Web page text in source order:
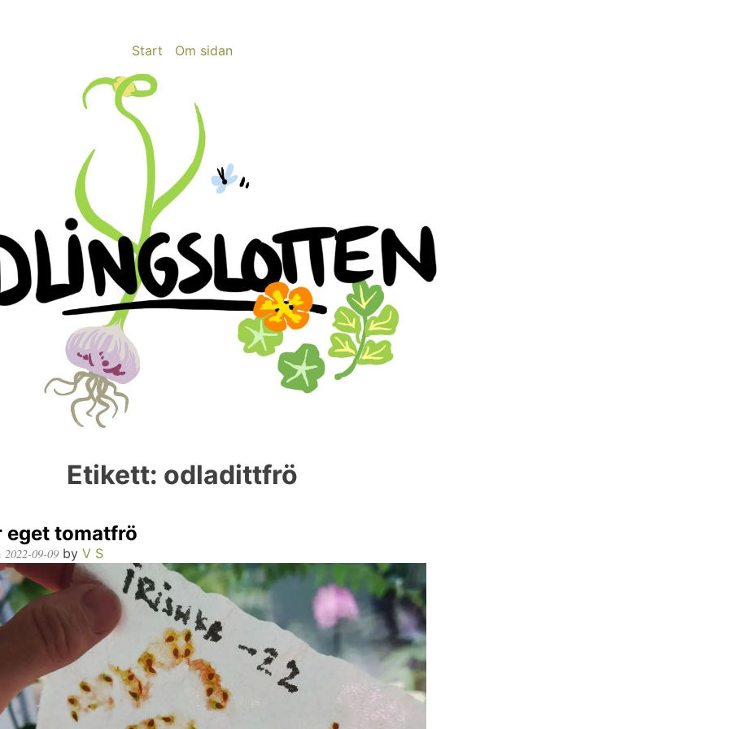
Start Om sidan
Etikett: odladittfrö
eget tomatfrö
2022-09-09 by V S